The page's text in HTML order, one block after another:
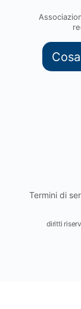
Termini di
diritti